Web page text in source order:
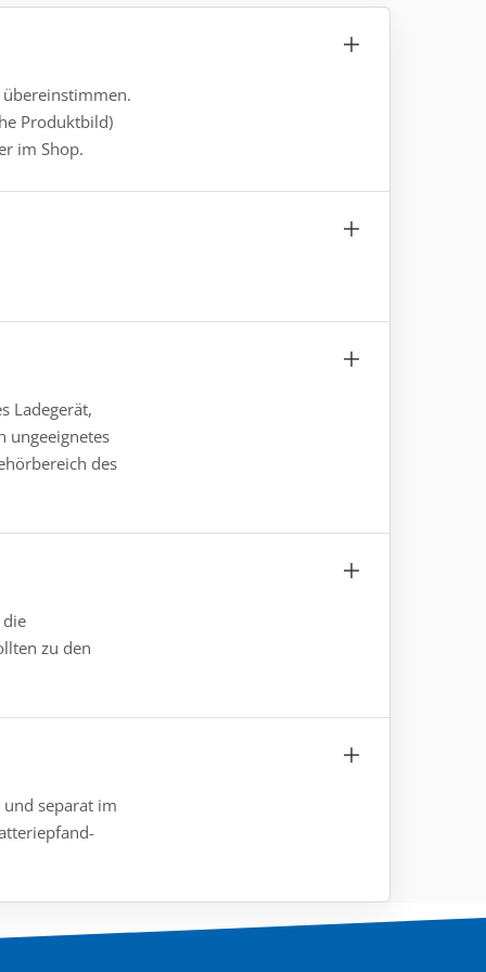
übereinstimmen.
Produktbild)
im Shop.
Ladegerät,
ungeeignetes
des
zu den
separat im